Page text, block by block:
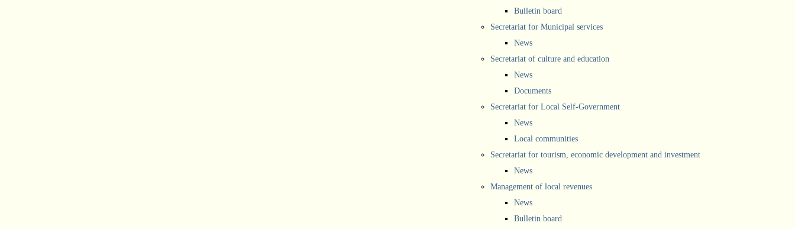
Bulletin board
Secretariat for Municipal services
News
Secretariat of culture and education
News
Documents
Secretariat for Local Self-Government
News
Local communities
Secretariat for tourism, economic development and investment
News
Management of local revenues
News
Bulletin board